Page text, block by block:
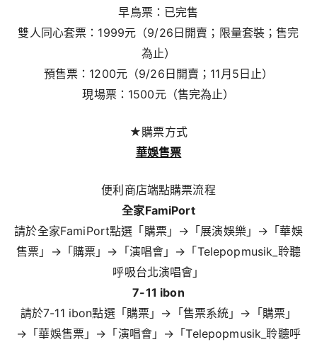
早鳥票：已完售
雙人同心套票：1999元（9/26日開賣；限量套裝；售完
為止）
預售票：1200元（9/26日開賣；11月5日止）
現場票：1500元（售完為止）
★購票方式
華娛售票
便利商店端點購票流程
全家FamiPort
請於全家FamiPort點選「購票」→「展演娛樂」→「華娛
售票」→「購票」→「演唱會」→「Telepopmusik_聆聽
呼吸台北演唱會」
7-11 ibon
請於7-11 ibon點選「購票」→「售票系統」→「購票」
→「華娛售票」→「演唱會」→「Telepopmusik_聆聽呼